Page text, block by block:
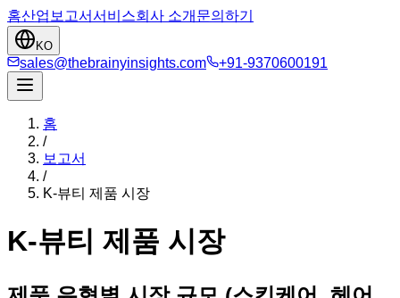
홈산업 보고서서비스회사 소개 문의하기
KO
sales@thebrainyinsights.com +91-9370600191
홈
/
보고서
/
K-뷰티 제품 시장
K-뷰티 제품 시장